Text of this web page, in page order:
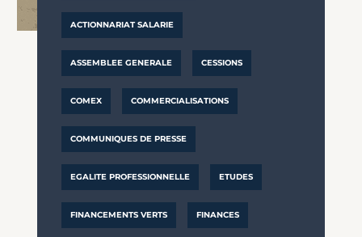
ACTIONNARIAT SALARIE
ASSEMBLEE GENERALE CESSIONS
COMEX COMMERCIALISATIONS
COMMUNIQUES DE PRESSE
EGALITE PROFESSIONNELLE ETUDES
FINANCEMENTS VERTS FINANCES